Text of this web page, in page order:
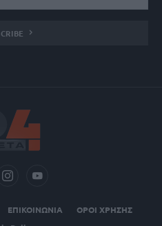
ΕΠΙΚΟΙΝΩΝΙΑ
ΟΡΟΙ ΧΡΗΣΗΣ